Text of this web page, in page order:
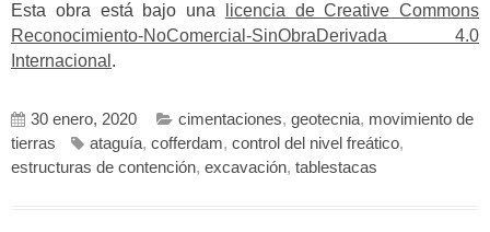
Esta obra está bajo una
licencia de Creative Commons
Reconocimiento-NoComercial-SinObraDerivada 4.0
Internacional .
30 enero, 2020 cimentaciones, geotecnia, movimiento de
tierras
ataguía, cofferdam, control del nivel freático,
estructuras de contención, excavación, tablestacas